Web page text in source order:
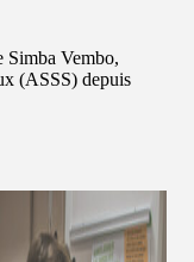
Simba Vembo,
(ASSS) depuis